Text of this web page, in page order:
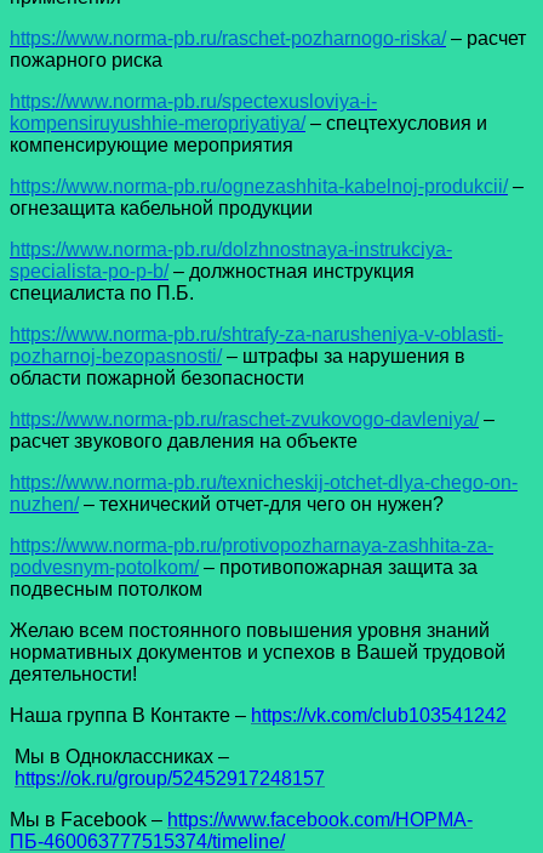
https://www.norma-pb.ru/raschet-pozharnogo-riska/– расчет
пожарного риска
https://www.norma-pb.ru/spectexusloviya-i-
kompensiruyushhie-meropriyatiya/– спецтехусловия и
компенсирующие мероприятия
https://www.norma-pb.ru/ognezashhita-kabelnoj-produkcii/–
огнезащита кабельной продукции
https://www.norma-pb.ru/dolzhnostnaya-instrukciya-
specialista-po-p-b/– должностная инструкция
специалиста по П.Б.
https://www.norma-pb.ru/shtrafy-za-narusheniya-v-oblasti-
pozharnoj-bezopasnosti/– штрафы за нарушения в
области пожарной безопасности
https://www.norma-pb.ru/raschet-zvukovogo-davleniya/–
расчет звукового давления на объекте
https://www.norma-pb.ru/texnicheskij-otchet-dlya-chego-on-
nuzhen/– технический отчет-для чего он нужен?
https://www.norma-pb.ru/protivopozharnaya-zashhita-za-
podvesnym-potolkom/– противопожарная защита за
подвесным потолком
Желаю всем постоянного повышения уровня знаний
нормативных документов и успехов в Вашей трудовой
деятельности!
Наша группа В Контакте – https://vk.com/club103541242
Мы в Одноклассниках –
https://ok.ru/group/52452917248157
Мы в Facеbook – https://www.facebook.com/НОРМА-
ПБ-460063777515374/timeline/